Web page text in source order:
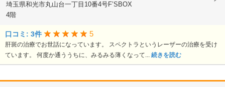
埼玉県和光市丸山台一丁目10番4号F’SBOX
4階
口コミ: 3件 5
肝斑の治療でお世話になっています。 スペクトラというレーザーの治療を受け
ています。 何度か通ううちに、みるみる薄くなって... 続きを読む